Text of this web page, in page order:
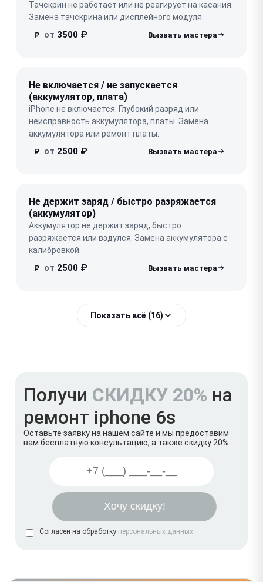
Тачскрин не работает или не реагирует на касания.
Замена тачскрина или дисплейного модуля.
₽ от 3500 ₽
Не включается / не запускается
(аккумулятор, плата)
iPhone не включается. Глубокий разряд или
неисправность аккумулятора, платы. Замена
аккумулятора или ремонт платы.
₽ от 2500 ₽
Не держит заряд / быстро разряжается
(аккумулятор)
Аккумулятор не держит заряд, быстро
разряжается или вздулся. Замена аккумулятора с
калибровкой.
₽ от 2500 ₽
Показать всё (16)
Получи СКИДКУ 20% на
ремонт iphone 6s
Оставьте заявку на нашем сайте и мы предоставим
вам бесплатную консультацию, а также скидку 20%
Согласен на обработку персональных данных